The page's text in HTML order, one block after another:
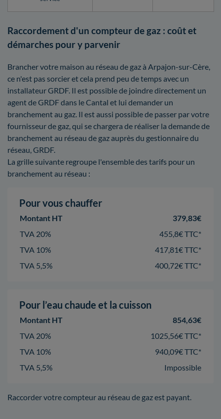
Raccordement d'un compteur de gaz : coût et
démarches pour y parvenir
Brancher votre maison au réseau de gaz à Arpajon-sur-Cère,
ce n'est pas sorcier et cela prend peu de temps avec un
installateur GRDF. Il est possible de joindre directement un
agent de GRDF dans le Cantal et lui demander un
branchement au gaz. Il est aussi possible de passer par votre
fournisseur de gaz, qui se chargera de réaliser la demande de
branchement au réseau de gaz auprès du gestionnaire du
réseau, GRDF.
La grille suivante regroupe l'ensemble des tarifs pour un
branchement au réseau :
Pour vous chauffer
Montant HT
379,83€
TVA 20%
455,8€ TTC*
TVA 10%
417,81€ TTC*
TVA 5,5%
400,72€ TTC*
Pour l’eau chaude et la cuisson
Montant HT
854,63€
TVA 20%
1025,56€ TTC*
TVA 10%
940,09€ TTC*
TVA 5,5%
Impossible
Raccorder votre compteur au réseau de gaz est payant.